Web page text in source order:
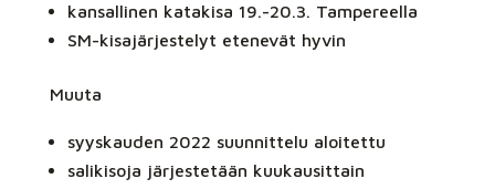
kansallinen katakisa 19.-20.3. Tampereella
SM-kisajärjestelyt etenevät hyvin
Muuta
syyskauden 2022 suunnittelu aloitettu
salikisoja järjestetään kuukausittain